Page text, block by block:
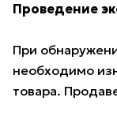
Проведение
При
необходимо
товара.